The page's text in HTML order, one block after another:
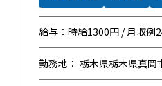
給与：時給1300円 / 月収例
勤務地： 栃木県栃木県真岡